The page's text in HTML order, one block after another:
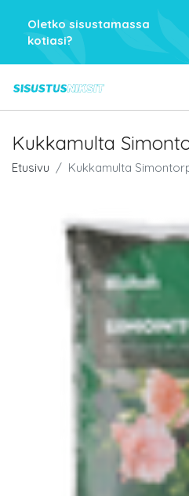
Oletko sisustamassa
kotiasi?
Kukkamulta
Etusivu Kukkamulta